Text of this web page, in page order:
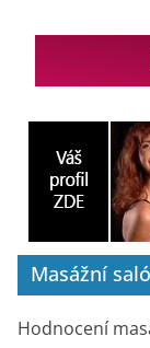
Masážní
Hodnocení